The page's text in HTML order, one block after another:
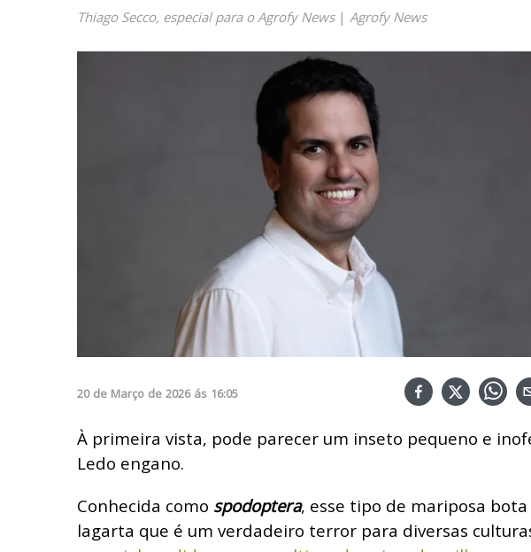
Thiago Secco, especial para o Agrofy News| Agrofy News
20 de Março de 2026 ás 16:05
À primeira vista, pode parecer um inseto pequeno e
Ledo engano.
Conhecida como spodoptera, esse tipo de mariposa bota
lagarta que é um verdadeiro terror para diversas